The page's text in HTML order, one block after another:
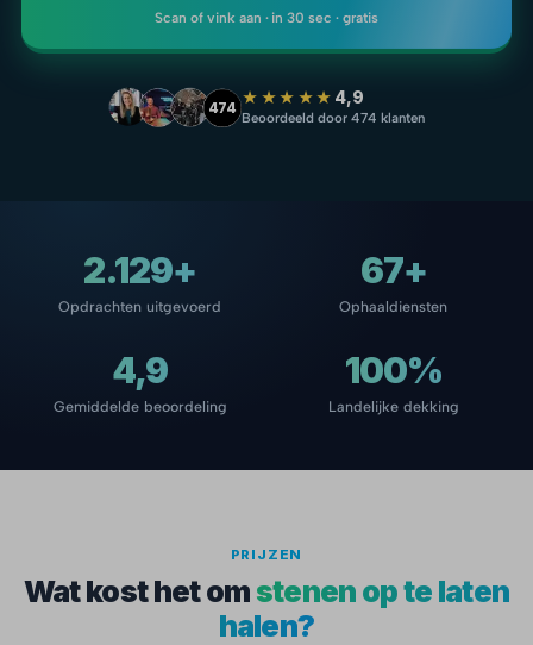
Scan of vink aan · in 30 sec · gratis
474 ★★★★★ 4,9
Beoordeeld door 474 klanten
2.129+
Opdrachten uitgevoerd
67+
Ophaaldiensten
4,9
Gemiddelde beoordeling
100%
Landelijke dekking
PRIJZEN
Wat kost het om stenen op te laten
halen?